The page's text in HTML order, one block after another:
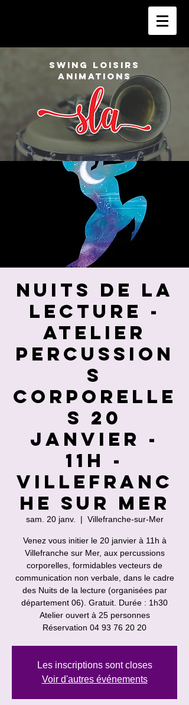
SWING LOISIRS
ANIMATIONS
Nuits de la
lecture -
atelier
percussion
s
corporelle
s 20
janvier -
11h -
Villefranc
he sur mer
sam. 20 janv.
  |
Villefranche-sur-Mer
Venez vous initier le 20 janvier à 11h à
Villefranche sur Mer, aux percussions
corporelles, formidables vecteurs de
communication non verbale, dans le cadre
des Nuits de la lecture (organisées par
département 06). Gratuit. Durée : 1h30
Atelier ouvert à 25 personnes
Réservation 04 93 76 20 20
Les inscriptions sont closes
Voir d'autres événements